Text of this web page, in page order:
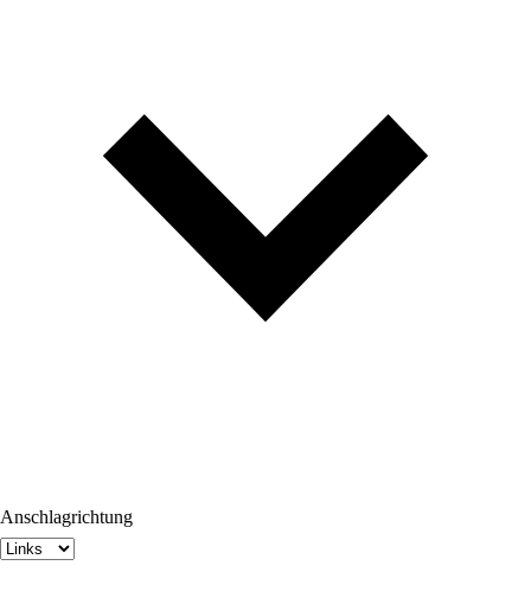
Anschlagrichtung